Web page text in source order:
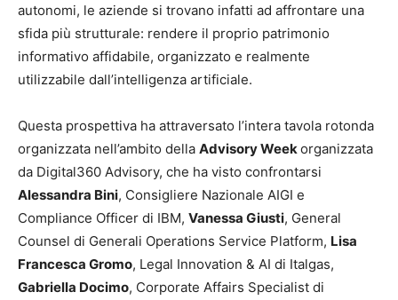
autonomi, le aziende si trovano infatti ad affrontare una
sfida più strutturale: rendere il proprio patrimonio
informativo affidabile, organizzato e realmente
utilizzabile dall’intelligenza artificiale.
Questa prospettiva ha attraversato l’intera tavola rotonda
organizzata nell’ambito della Advisory Week organizzata
da Digital360 Advisory, che ha visto confrontarsi
Alessandra Bini, Consigliere Nazionale AIGI e
Compliance Officer di IBM, Vanessa Giusti, General
Counsel di Generali Operations Service Platform, Lisa
Francesca Gromo, Legal Innovation & AI di Italgas,
Gabriella Docimo, Corporate Affairs Specialist di